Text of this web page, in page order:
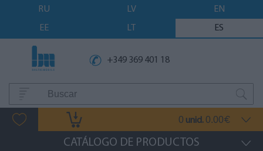
RU LV
EN
EE
LT ES
+349 369 401 18
0 unid. 0.00€
CATÁLOGO DE PRODUCTOS